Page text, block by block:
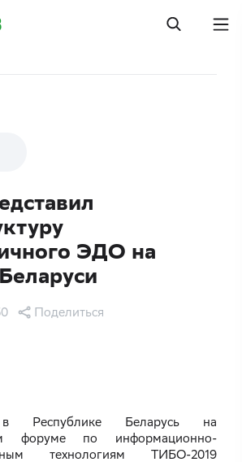
ЭДО на
Поделиться
Республике Беларусь на
форуме по информационно-
технологиям ТИБО-2019